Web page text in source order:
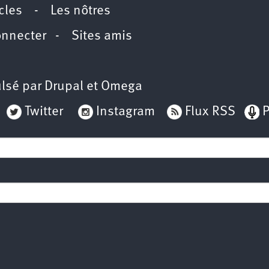
- Les nôtres
- Sites amis
par Drupal et Omega
Twitter Instagram Flux RSS